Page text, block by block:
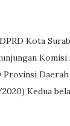
Kota
Komisi
Provinsi
Kedua